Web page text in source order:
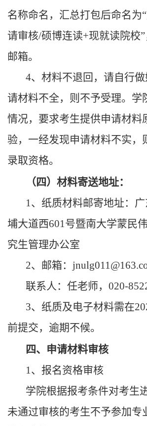
名称命名，汇总打包后命名为
请审核/硕博连读+现就读院校
邮箱。
4、材料不退回，请自行
请材料不全，则不予受理。学
情况，要求考生提供申请材料
验，一经发现申请材料不实，
录取资格。
（四）材料寄送地址：
1、纸质材料邮寄地址：
埔大道西601号暨南大学蒙民
究生管理办公室
2、邮箱：
联系人：任老师，020-
3、纸质及电子材料需在
前提交，逾期不候。
四、 申请材料审核
1、报名资格审核
学院根据报考条件对考生
未通过审核的考生不予参加专